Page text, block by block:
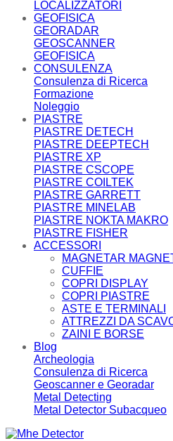
LOCALIZZATORI
GEOFISICA
GEORADAR
GEOSCANNER
GEOFISICA
CONSULENZA
Consulenza di Ricerca
Formazione
Noleggio
PIASTRE
PIASTRE DETECH
PIASTRE DEEPTECH
PIASTRE XP
PIASTRE CSCOPE
PIASTRE COILTEK
PIASTRE GARRETT
PIASTRE MINELAB
PIASTRE NOKTA MAKRO
PIASTRE FISHER
ACCESSORI
MAGNETAR
CUFFIE
COPRI DISPLAY
COPRI PIASTRE
ASTE E TERMINALI
ATTREZZI DA
ZAINI E BORSE
Blog
Archeologia
Consulenza di Ricerca
Geoscanner e Georadar
Metal Detecting
Metal Detector Subacqueo